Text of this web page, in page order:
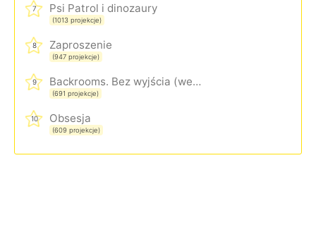
7 Psi Patrol i dinozaury
(1013 projekcje)
8 Zaproszenie
(947 projekcje)
9 Backrooms. Bez wyjścia (wersja rozszerzona)
(691 projekcje)
10 Obsesja
(609 projekcje)